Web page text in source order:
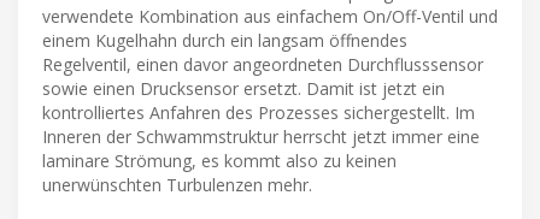
verwendete Kombination aus einfachem On/Off-Ventil und
einem Kugelhahn durch ein langsam öffnendes
Regelventil, einen davor angeordneten Durchflusssensor
sowie einen Drucksensor ersetzt. Damit ist jetzt ein
kontrolliertes Anfahren des Prozesses sichergestellt. Im
Inneren der Schwammstruktur herrscht jetzt immer eine
laminare Strömung, es kommt also zu keinen
unerwünschten Turbulenzen mehr.